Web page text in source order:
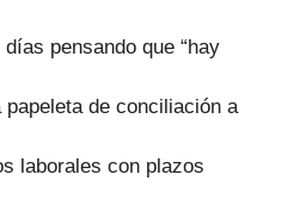
pensando que “hay
papeleta de conciliación a
laborales con plazos